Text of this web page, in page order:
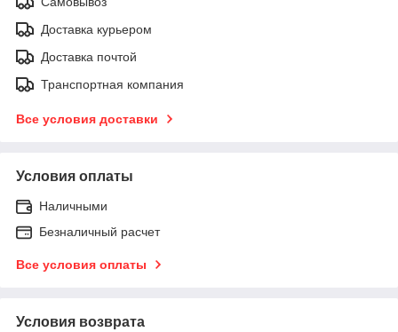
Доставка курьером
Доставка почтой
Транспортная компания
Все условия доставки
Условия оплаты
Наличными
Безналичный расчет
Все условия оплаты
Условия возврата